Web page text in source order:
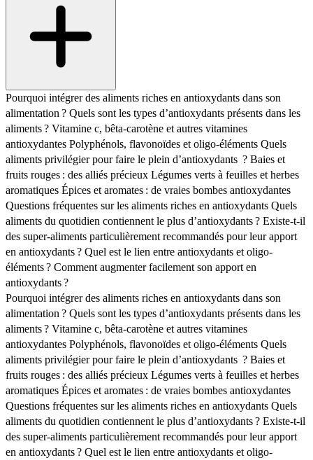
Pourquoi intégrer des aliments riches en antioxydants dans son
alimentation ? Quels sont les types d’antioxydants présents dans les
aliments ? Vitamine c, bêta-carotène et autres vitamines
antioxydantes Polyphénols, flavonoïdes et oligo-éléments Quels
aliments privilégier pour faire le plein d’antioxydants ? Baies et
fruits rouges : des alliés précieux Légumes verts à feuilles et herbes
aromatiques Épices et aromates : de vraies bombes antioxydantes
Questions fréquentes sur les aliments riches en antioxydants Quels
aliments du quotidien contiennent le plus d’antioxydants ? Existe-t-il
des super-aliments particulièrement recommandés pour leur apport
en antioxydants ? Quel est le lien entre antioxydants et oligo-
éléments ? Comment augmenter facilement son apport en
antioxydants ?
Pourquoi intégrer des aliments riches en antioxydants dans son
alimentation ? Quels sont les types d’antioxydants présents dans les
aliments ? Vitamine c, bêta-carotène et autres vitamines
antioxydantes Polyphénols, flavonoïdes et oligo-éléments Quels
aliments privilégier pour faire le plein d’antioxydants ? Baies et
fruits rouges : des alliés précieux Légumes verts à feuilles et herbes
aromatiques Épices et aromates : de vraies bombes antioxydantes
Questions fréquentes sur les aliments riches en antioxydants Quels
aliments du quotidien contiennent le plus d’antioxydants ? Existe-t-il
des super-aliments particulièrement recommandés pour leur apport
en antioxydants ? Quel est le lien entre antioxydants et oligo-